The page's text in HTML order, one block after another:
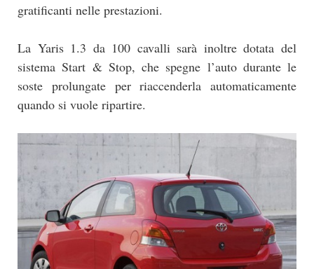
gratificanti nelle prestazioni.
La Yaris 1.3 da 100 cavalli sarà inoltre dotata del
sistema Start & Stop, che spegne l’auto durante le
soste prolungate per riaccenderla automaticamente
quando si vuole ripartire.